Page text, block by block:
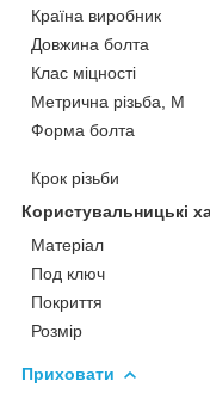
Країна виробник
Довжина болта
Клас міцності
Метрична різьба, М
Форма болта
Крок різьби
Користувальницькі
Матеріал
Под ключ
Покриття
Розмір
Приховати